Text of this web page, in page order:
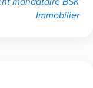
Immobilier